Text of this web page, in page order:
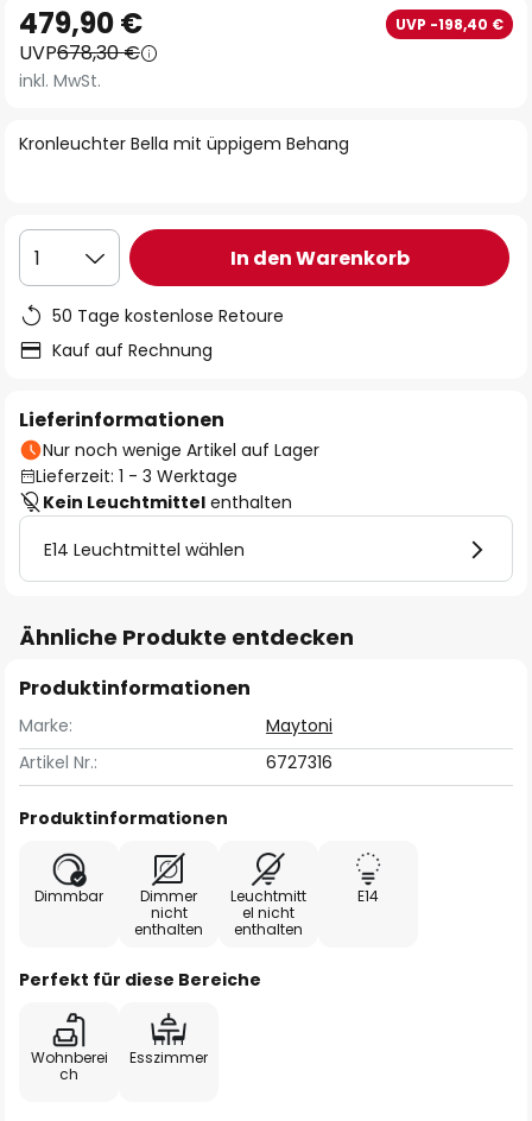
Anfang
der
Bildgalerie
Kronleuchter Bella mit üppigem Behang
479,90 € UVP -198,40 €
UVP678,30 €
inkl. MwSt.
1 In den Warenkorb
50 Tage kostenlose Retoure
Kauf auf Rechnung
Lieferinformationen
Nur noch wenige Artikel auf Lager
Lieferzeit: 1 - 3 Werktage
Kein Leuchtmittel enthalten
E14 Leuchtmittel wählen
Ähnliche Produkte entdecken
Produktinformationen
Marke:
Maytoni
Artikel Nr.:
6727316
Produktinformationen
Dimmbar
Dimmer
nicht
enthalten
Leuchtmitt
el nicht
enthalten
E14
Perfekt für diese Bereiche
Wohnberei
ch
Esszimmer